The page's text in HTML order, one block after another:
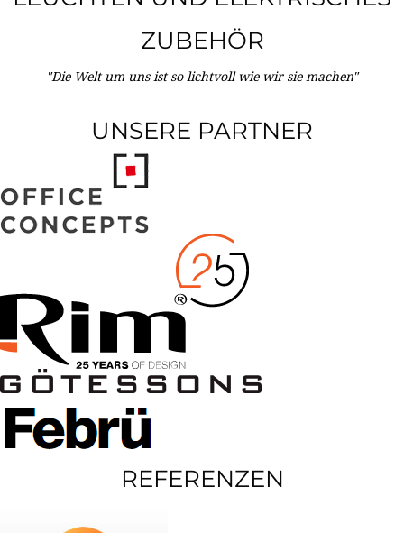
ZUBEHÖR
"Die Welt um uns ist so lichtvoll wie wir sie machen"
UNSERE PARTNER
REFERENZEN